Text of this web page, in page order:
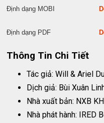
Định dạng MOBI
Định dạng PDF
Thông Tin Chi Tiết
Tác giả: Will & Ariel
Dịch giả: Bùi Xuân
Nhà xuất bản: NXB
Nhà phát hành: IRED